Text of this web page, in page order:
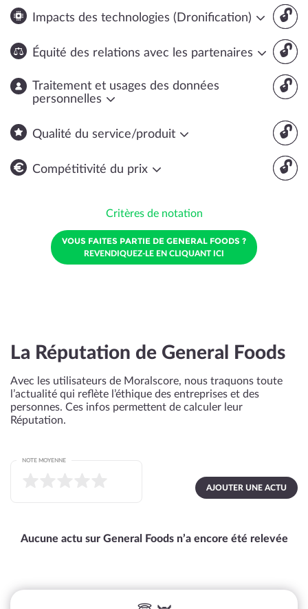
🔓
Impacts des technologies (Dronification)
🔓
Équité des relations avec les partenaires
🔓
Traitement et usages des données
personnelles
🔓
Qualité du service/produit
🔓
Compétitivité du prix
Critères de notation
VOUS FAITES PARTIE DE GENERAL FOODS ?
REVENDIQUEZ-LE EN CLIQUANT ICI
La Réputation de General Foods
Avec les utilisateurs de Moralscore, nous traquons toute
l’actualité qui reflète l’éthique des entreprises et des
personnes. Ces infos permettent de calculer leur
Réputation.
AJOUTER UNE ACTU
NOTE MOYENNE
Aucune actu sur General Foods n’a encore été relevée